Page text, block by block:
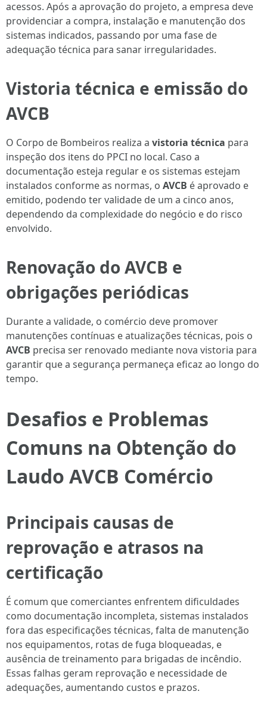
acessos. Após a aprovação do projeto, a empresa deve
providenciar a compra, instalação e manutenção dos
sistemas indicados, passando por uma fase de
adequação técnica para sanar irregularidades.
Vistoria técnica e emissão do
AVCB
O Corpo de Bombeiros realiza a vistoria técnica para
inspeção dos itens do PPCI no local. Caso a
documentação esteja regular e os sistemas estejam
instalados conforme as normas, o AVCB é aprovado e
emitido, podendo ter validade de um a cinco anos,
dependendo da complexidade do negócio e do risco
envolvido.
Renovação do AVCB e
obrigações periódicas
Durante a validade, o comércio deve promover
manutenções contínuas e atualizações técnicas, pois o
AVCB precisa ser renovado mediante nova vistoria para
garantir que a segurança permaneça eficaz ao longo do
tempo.
Desafios e Problemas
Comuns na Obtenção do
Laudo AVCB Comércio
Principais causas de
reprovação e atrasos na
certificação
É comum que comerciantes enfrentem dificuldades
como documentação incompleta, sistemas instalados
fora das especificações técnicas, falta de manutenção
nos equipamentos, rotas de fuga bloqueadas, e
ausência de treinamento para brigadas de incêndio.
Essas falhas geram reprovação e necessidade de
adequações, aumentando custos e prazos.